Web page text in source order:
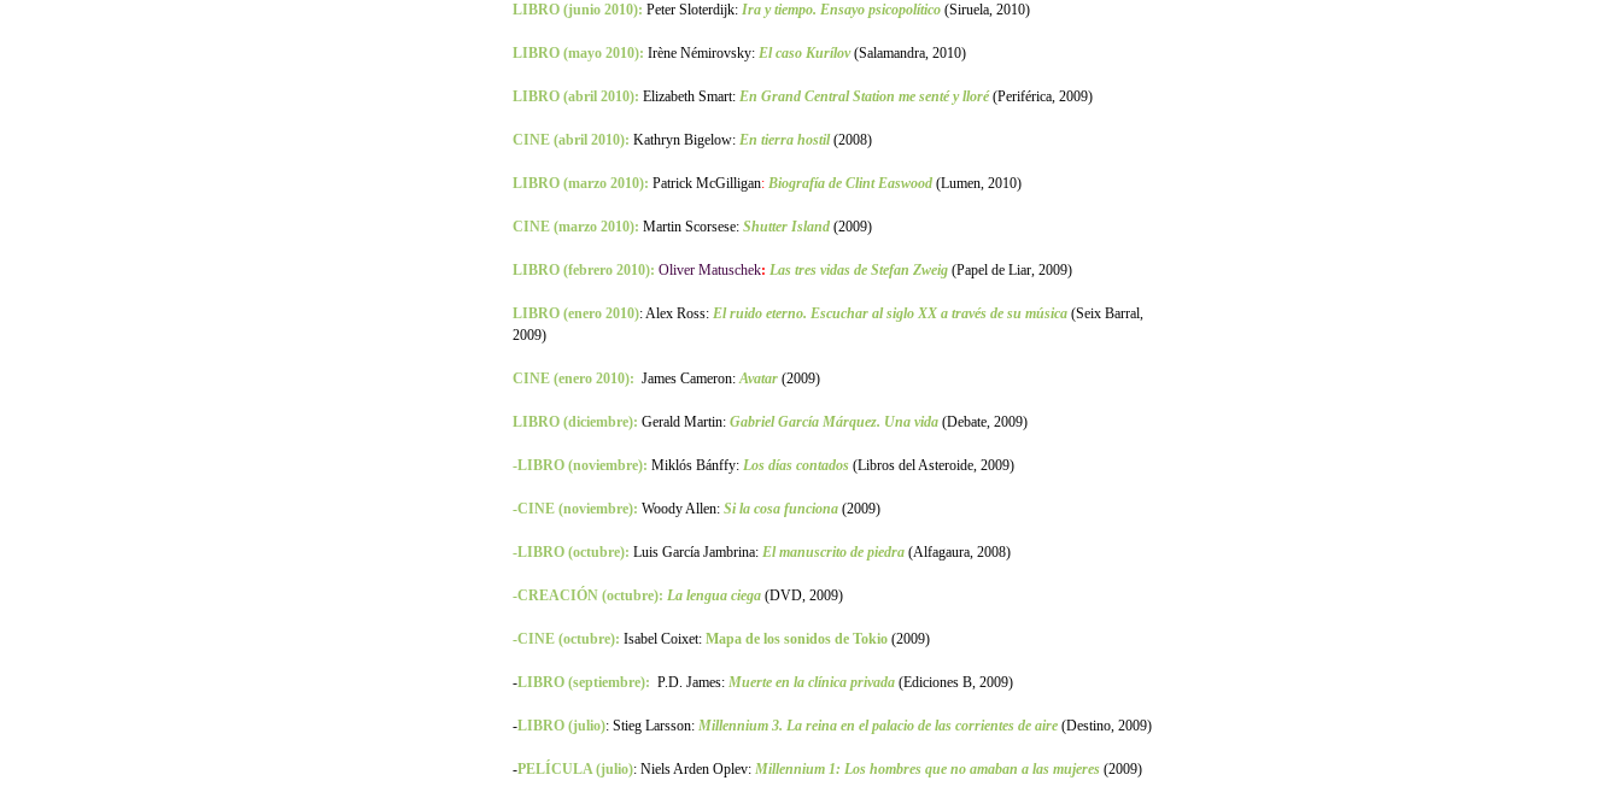
LIBRO (junio 2010): Peter Sloterdijk: Ira y tiempo. Ensayo psicopolítico (Siruela, 2010)
LIBRO (mayo 2010): Irène Némirovsky: El caso Kurílov(Salamandra, 2010)
LIBRO (abril 2010): Elizabeth Smart: En Grand Central Station me senté y lloré(Periférica, 2009)
CINE (abril 2010): Kathryn Bigelow: En tierra hostil(2008)
LIBRO (marzo 2010): Patrick McGilligan: Biografía de Clint Easwood (Lumen, 2010)
CINE (marzo 2010): Martin Scorsese: Shutter Island (2009)
LIBRO (febrero 2010): Oliver Matuschek: Las tres vidas de Stefan Zweig (Papel de Liar, 2009)
LIBRO (enero 2010): Alex Ross: El ruido eterno. Escuchar al siglo XX a través de su música (Seix Barral,
2009)
CINE (enero 2010): James Cameron:Avatar (2009)
LIBRO (diciembre): Gerald Martin: Gabriel García Márquez. Una vida (Debate, 2009)
-LIBRO (noviembre): Miklós Bánffy: Los días contados (Libros del Asteroide, 2009)
-CINE (noviembre): Woody Allen: Si la cosa funciona (2009)
-LIBRO (octubre): Luis García Jambrina: El manuscrito de piedra (Alfagaura, 2008)
-CREACIÓN (octubre): La lengua ciega (DVD, 2009)
-CINE (octubre): Isabel Coixet: Mapa de los sonidos de Tokio (2009)
-LIBRO (septiembre): P.D. James: Muerte en la clínica privada (Ediciones B, 2009)
-LIBRO (julio): Stieg Larsson: Millennium 3. La reina en el palacio de las corrientes de aire (Destino, 2009)
-PELÍCULA (julio): Niels Arden Oplev: Millennium 1: Los hombres que no amaban a las mujeres (2009)